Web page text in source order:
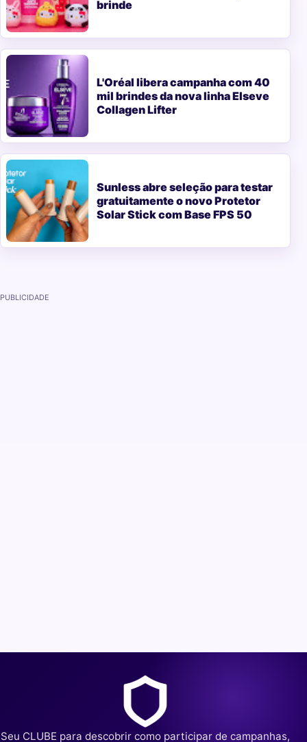
brinde
L'Oréal libera campanha com 40
mil brindes da nova linha Elseve
Collagen Lifter
Sunless abre seleção para testar
gratuitamente o novo Protetor
Solar Stick com Base FPS 50
PUBLICIDADE
Seu CLUBE para descobrir como participar de campanhas,